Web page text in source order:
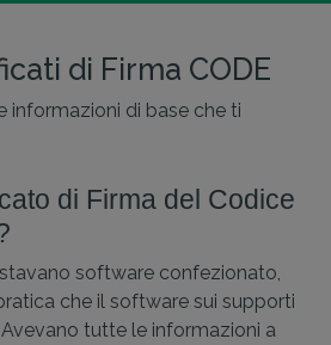
di Firma CODE
informazioni di base che ti
di Firma del Codice
software confezionato,
che il software sui supporti
tutte le informazioni a